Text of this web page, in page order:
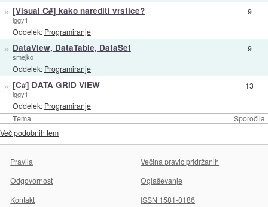
Tema Sporočila
» [Visual C#] kako narediti vrstice?
iggy1
Oddelek: Programiranje
9
» DataView, DataTable, DataSet
smejko
Oddelek: Programiranje
9
» [C#] DATA GRID VIEW
iggy1
Oddelek: Programiranje
13
Več podobnih tem
Pravila
Večina pravic pridržanih
Odgovornost
Oglaševanje
Kontakt
ISSN 1581-0186